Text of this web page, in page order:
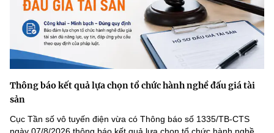
Thông báo kết quả lựa chọn tổ chức hành nghề đấu giá tài
sản
Cục Tần số vô tuyến điện vừa có Thông báo số 1335/TB-CTS